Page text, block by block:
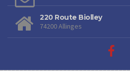
220 Route Biolley
74200 Allinges